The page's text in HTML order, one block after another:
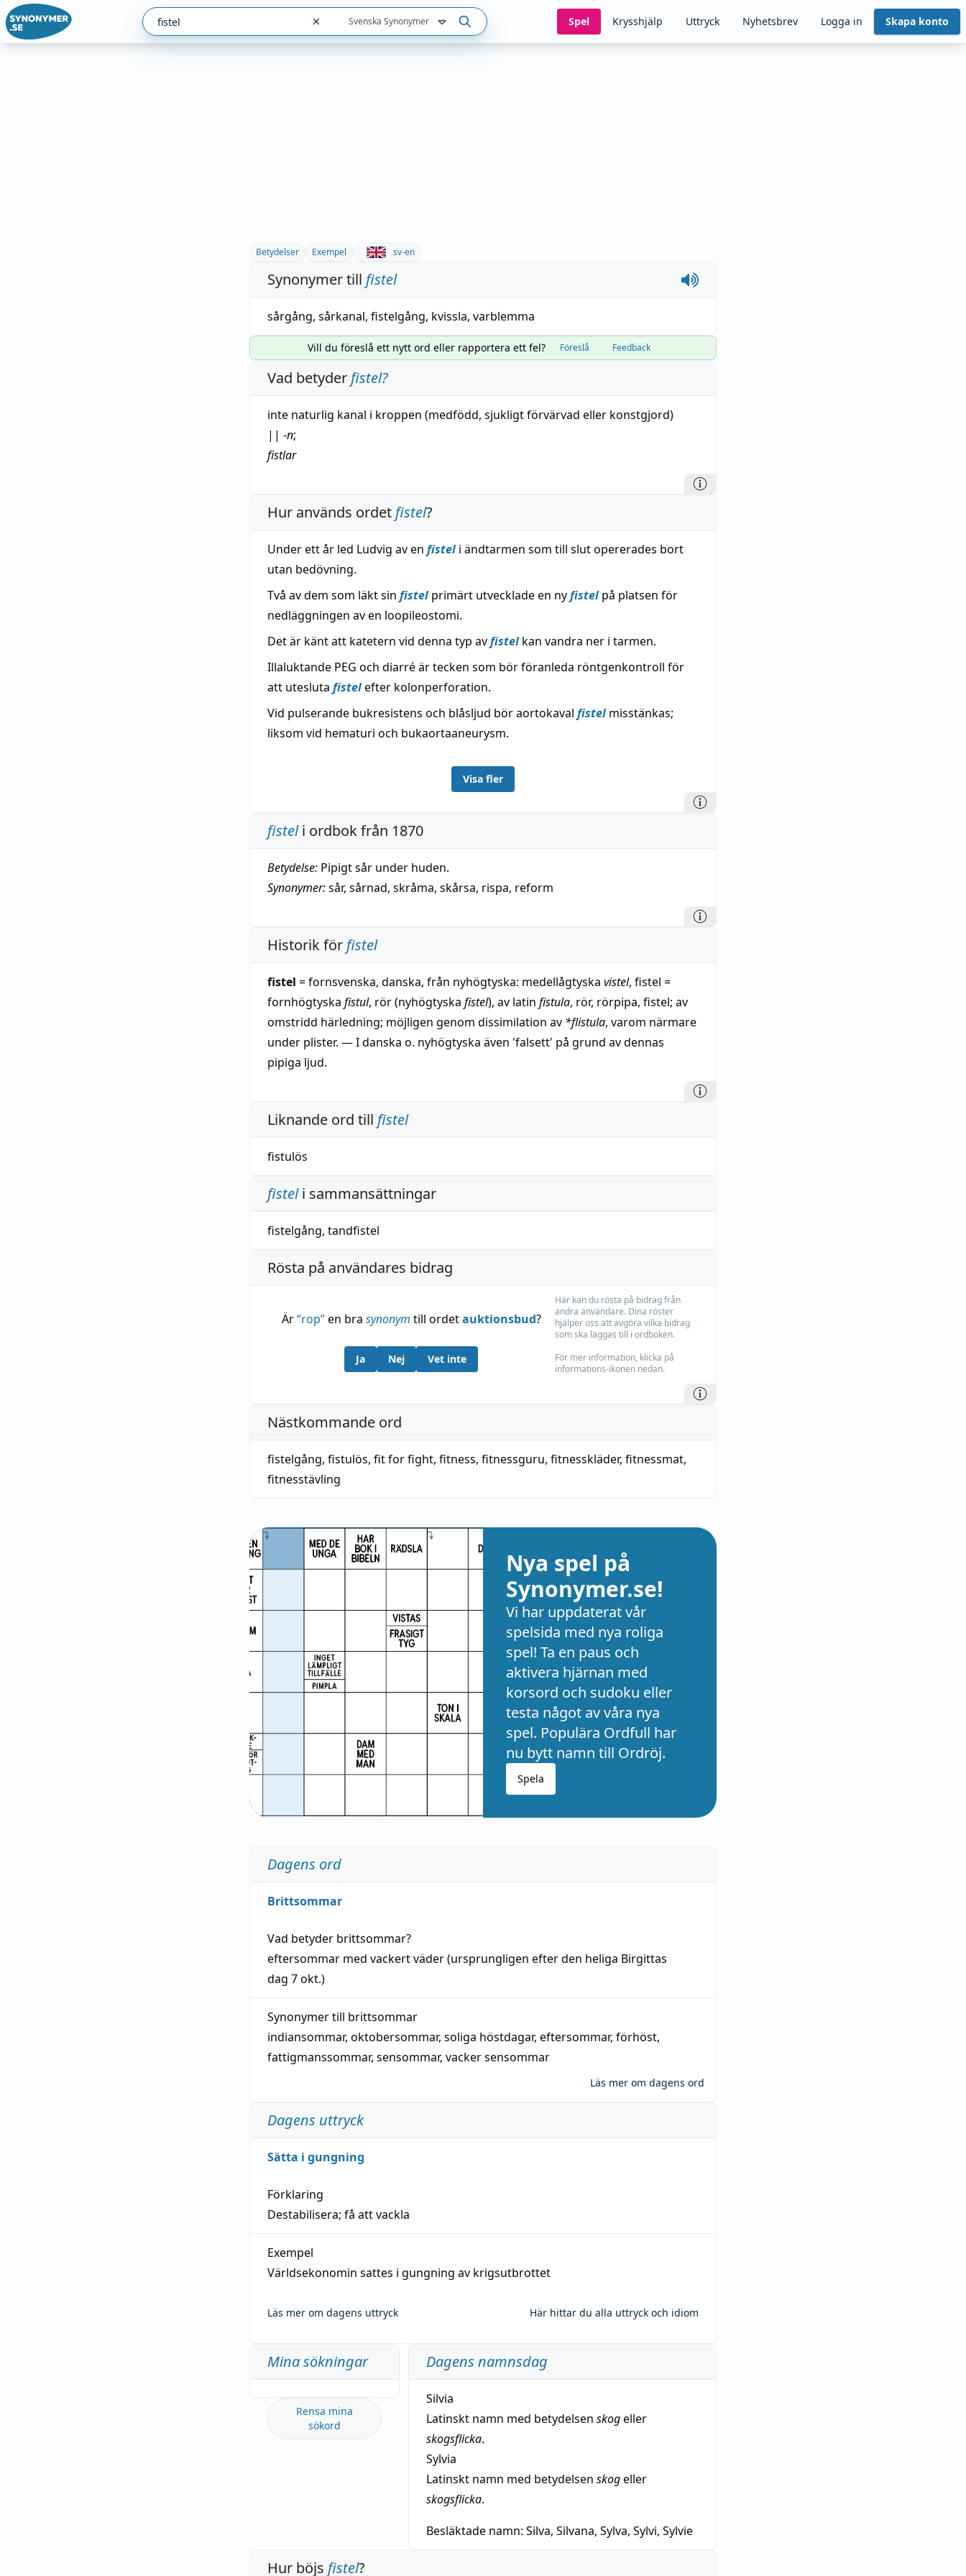
Svenska Synonymer Spel Krysshjälp Uttryck Nyhetsbrev Logga in Skapa konto
Betydelser Exempel sv-en
Synonymer till fistel
sårgång, sårkanal, fistelgång, kvissla, varblemma
Vill du föreslå ett nytt ord eller rapportera ett fel? Föreslå Feedback
Vad betyder fistel?
inte naturlig kanal i kroppen (medfödd, sjukligt förvärvad eller konstgjord)
|| -n;
fistlar
Hur används ordet fistel?
Under ett år led Ludvig av en fisteli ändtarmen som till slut opererades bort
utan bedövning.
Två av dem som läkt sin fistelprimärt utvecklade en nyfistelpå platsen för
nedläggningen av en loopileostomi.
Det är känt att katetern vid denna typ avfistelkan vandra ner i tarmen.
Illaluktande PEG och diarré är tecken som bör föranleda röntgenkontroll för
att utesluta fistelefter kolonperforation.
Vid pulserande bukresistens och blåsljud bör aortokaval fistelmisstänkas;
liksom vid hematuri och bukaortaaneurysm.
Visa fler
fisteli ordbok från 1870
Betydelse: Pipigt sår under huden.
Synonymer:sår, sårnad, skråma, skårsa, rispa, reform
Historik för fistel
fistel = fornsvenska, danska, från nyhögtyska: medellågtyska vistel, fistel =
fornhögtyska fistul, rör (nyhögtyska fistel), av latin fistula, rör, rörpipa, fistel; av
omstridd härledning; möjligen genom dissimilation av *flistula, varom närmare
under plister. — I danska o. nyhögtyska även 'falsett' på grund av dennas
pipiga ljud.
Liknande ord till fistel
fistulös
fisteli sammansättningar
fistelgång, tandfistel
Rösta på användares bidrag
Är“rop”en bra synonym till ordetauktionsbud?
Ja Nej Vet inte
Här kan du rösta på bidrag från
andra användare. Dina röster
hjälper oss att avgöra vilka bidrag
som ska läggas till i ordboken.
För mer information, klicka på
informations-ikonen nedan.
Nästkommande ord
fistelgång, fistulös, fit for fight, fitness, fitnessguru, fitnesskläder, fitnessmat,
fitnesstävling
Nya spel på
Synonymer.se!
Vi har uppdaterat vår
spelsida med nya roliga
spel! Ta en paus och
aktivera hjärnan med
korsord och sudoku eller
testa något av våra nya
spel. Populära Ordfull har
nu bytt namn till Ordröj.
Spela
Dagens ord
Brittsommar
Vad betyder brittsommar?
eftersommar med vackertväder(ursprungligen efter den heliga Birgittas
dag 7 okt.)
Synonymer till brittsommar
indiansommar, oktobersommar, soliga höstdagar, eftersommar, förhöst,
fattigmanssommar, sensommar, vacker sensommar
Läs mer om dagens ord
Dagens uttryck
Sätta i gungning
Förklaring
Destabilisera; få att vackla
Exempel
Världsekonomin sattes i gungning av krigsutbrottet
Läs mer om dagens uttryck Här hittar du alla uttryck och idiom
Mina sökningar
Rensa mina
sökord
Dagens namnsdag
Silvia
Latinskt namn med betydelsen skogeller
skogsflicka.
Sylvia
Latinskt namn med betydelsen skogeller
skogsflicka.
Besläktade namn: Silva, Silvana, Sylva, Sylvi, Sylvie
Hur böjs fistel?